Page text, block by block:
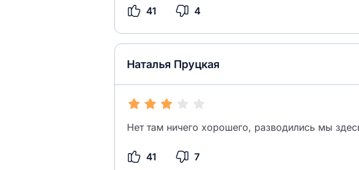
41 4
Наталья Пруцкая
Нет там ничего хорошего, разводились мы
41 7